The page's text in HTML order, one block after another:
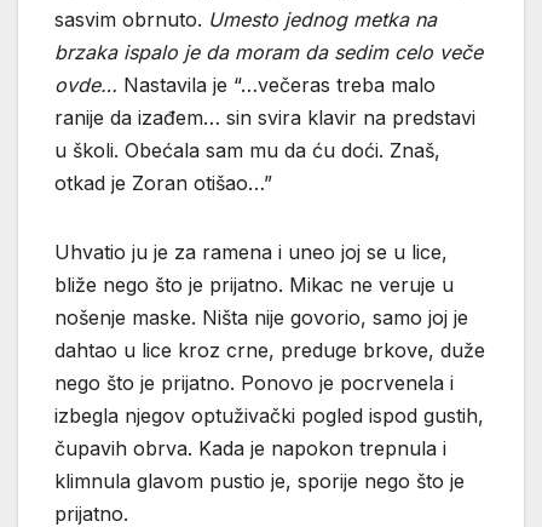
sasvim obrnuto. Umesto jednog metka na
brzaka ispalo je da moram da sedim celo veče
ovde… Nastavila je “…večeras treba malo
ranije da izađem… sin svira klavir na predstavi
u školi. Obećala sam mu da ću doći. Znaš,
otkad je Zoran otišao…”
Uhvatio ju je za ramena i uneo joj se u lice,
bliže nego što je prijatno. Mikac ne veruje u
nošenje maske. Ništa nije govorio, samo joj je
dahtao u lice kroz crne, preduge brkove, duže
nego što je prijatno. Ponovo je pocrvenela i
izbegla njegov optuživački pogled ispod gustih,
čupavih obrva. Kada je napokon trepnula i
klimnula glavom pustio je, sporije nego što je
prijatno.